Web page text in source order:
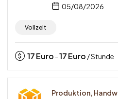
05/08/2026
Vollzeit
17Euro -17Euro / Stunde
Produktion,